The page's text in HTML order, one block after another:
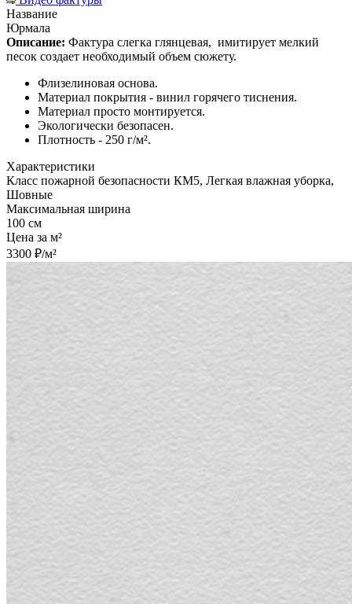
Название
Юрмала
Описание: Фактура слегка глянцевая, имитирует мелкий
песок создает необходимый объем сюжету.
Флизелиновая основа.
Материал покрытия - винил горячего тиснения.
Материал просто монтируется.
Экологически безопасен.
Плотность - 250 г/м².
Характеристики
Класс пожарной безопасности КМ5, Легкая влажная уборка,
Шовные
Максимальная ширина
100 см
Цена за м²
3300 ₽/м²